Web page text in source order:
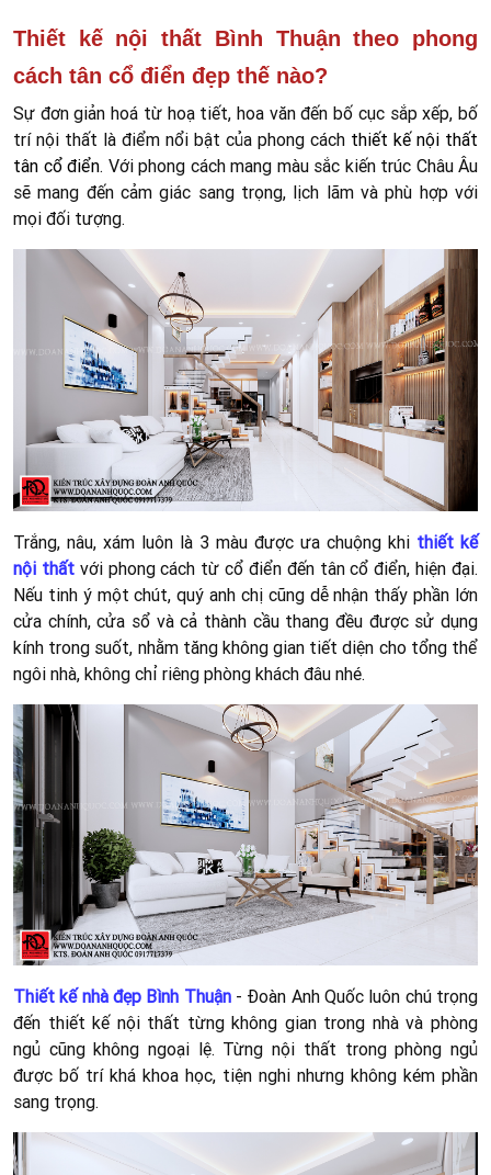
Thiết kế nội thất Bình Thuận theo phong
cách tân cổ điển đẹp thế nào?
Sự đơn giản hoá từ hoạ tiết, hoa văn đến bố cục sắp xếp, bố
trí nội thất là điểm nổi bật của phong cách thiết kế nội thất
tân cổ điển. Với phong cách mang màu sắc kiến trúc Châu Âu
sẽ mang đến cảm giác sang trọng, lịch lãm và phù hợp với
mọi đối tượng.
Trắng, nâu, xám luôn là 3 màu được ưa chuộng khi thiết kế
nội thấtvới phong cách từ cổ điển đến tân cổ điển, hiện đại.
Nếu tinh ý một chút, quý anh chị cũng dễ nhận thấy phần lớn
cửa chính, cửa sổ và cả thành cầu thang đều được sử dụng
kính trong suốt, nhằm tăng không gian tiết diện cho tổng thể
ngôi nhà, không chỉ riêng phòng khách đâu nhé.
Thiết kế nhà đẹp Bình Thuận- Đoàn Anh Quốc luôn chú trọng
đến thiết kế nội thất từng không gian trong nhà và phòng
ngủ cũng không ngoại lệ. Từng nội thất trong phòng ngủ
được bố trí khá khoa học, tiện nghi nhưng không kém phần
sang trọng.